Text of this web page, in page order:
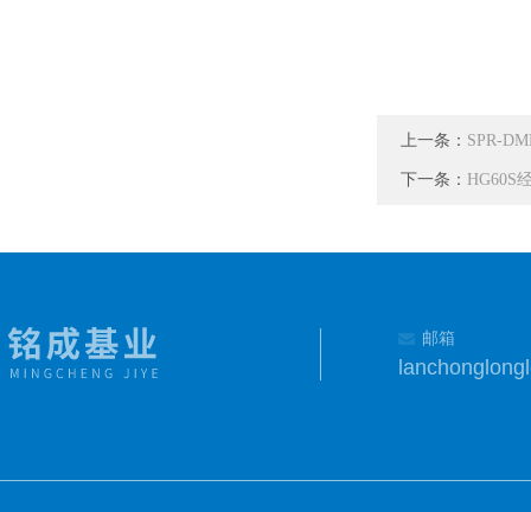
上一条： SPR-
下一条： HG60S
邮箱